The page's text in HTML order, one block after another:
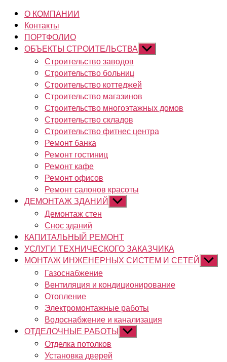
О КОМПАНИИ
Контакты
ПОРТФОЛИО
ОБЪЕКТЫ СТРОИТЕЛЬСТВА Показывать
подменю
Строительство заводов
Строительство больниц
Строительство коттеджей
Строительство магазинов
Строительство многоэтажных домов
Строительство складов
Строительство фитнес центра
Ремонт банка
Ремонт гостиниц
Ремонт кафе
Ремонт офисов
Ремонт салонов красоты
ДЕМОНТАЖ ЗДАНИЙ Показывать
подменю
Демонтаж стен
Снос зданий
КАПИТАЛЬНЫЙ РЕМОНТ
УСЛУГИ ТЕХНИЧЕСКОГО ЗАКАЗЧИКА
МОНТАЖ ИНЖЕНЕРНЫХ СИСТЕМ И СЕТЕЙ
Газоснабжение
Вентиляция и кондиционирование
Отопление
Электромонтажные работы
Водоснабжение и канализация
ОТДЕЛОЧНЫЕ РАБОТЫ Показывать
подменю
Отделка потолков
Установка дверей